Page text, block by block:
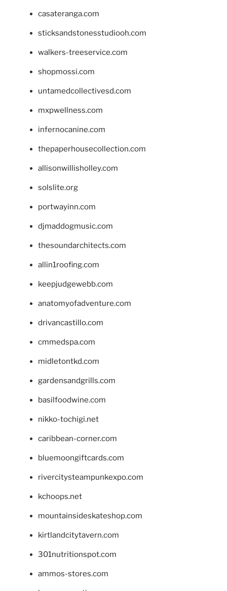
casateranga.com
sticksandstonesstudiooh.com
walkers-treeservice.com
shopmossi.com
untamedcollectivesd.com
mxpwellness.com
infernocanine.com
thepaperhousecollection.com
allisonwillisholley.com
solslite.org
portwayinn.com
djmaddogmusic.com
thesoundarchitects.com
allin1roofing.com
keepjudgewebb.com
anatomyofadventure.com
drivancastillo.com
cmmedspa.com
midletontkd.com
gardensandgrills.com
basilfoodwine.com
nikko-tochigi.net
caribbean-corner.com
bluemoongiftcards.com
rivercitysteampunkexpo.com
kchoops.net
mountainsideskateshop.com
kirtlandcitytavern.com
301nutritionspot.com
ammos-stores.com